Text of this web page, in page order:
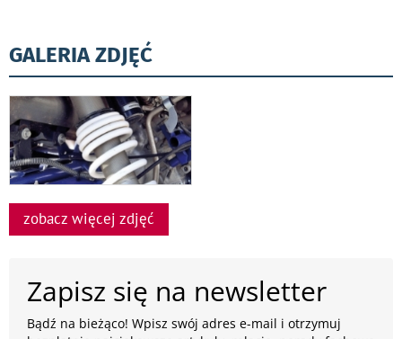
GALERIA ZDJĘĆ
zobacz więcej zdjęć
Zapisz się na newsletter
Bądź na bieżąco! Wpisz swój adres e-mail i otrzymuj